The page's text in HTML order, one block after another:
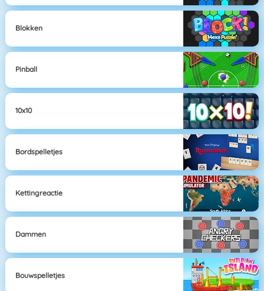
Blokken
Pinball
10x10
Bordspelletjes
Kettingreactie
Dammen
Bouwspelletjes